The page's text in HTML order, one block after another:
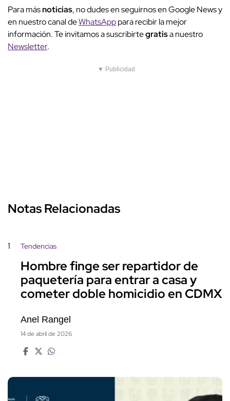
Para másnoticias, no dudes en seguirnos en Google News y
en nuestro canal deWhatsApppara recibir la mejor
información. Te invitamos a suscribirtegratisa nuestro
Newsletter.
▼ Publicidad
Notas Relacionadas
1 Tendencias
Hombre finge ser repartidor de
paquetería para entrar a casa y
cometer doble homicidio en CDMX
Anel Rangel
14 de abril de 2026